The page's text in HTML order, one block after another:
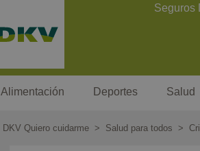
Contact HeaderSeguros
Alimentación Deportes Salud
DKV Quiero cuidarme Salud para todos